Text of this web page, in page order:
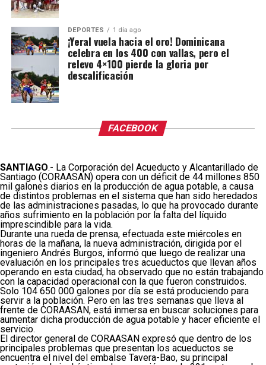
DEPORTES 1 día ago
¡Yeral vuela hacia el oro! Dominicana
celebra en los 400 con vallas, pero el
relevo 4×100 pierde la gloria por
descalificación
FACEBOOK
SANTIAGO.- La Corporación del Acueducto y Alcantarillado de
Santiago (CORAASAN) opera con un déficit de 44 millones 850
mil galones diarios en la producción de agua potable, a causa
de distintos problemas en el sistema que han sido heredados
de las administraciones pasadas, lo que ha provocado durante
años sufrimiento en la población por la falta del líquido
imprescindible para la vida.
Durante una rueda de prensa, efectuada este miércoles en
horas de la mañana, la nueva administración, dirigida por el
ingeniero Andrés Burgos, informó que luego de realizar una
evaluación en los principales tres acueductos que llevan años
operando en esta ciudad, ha observado que no están trabajando
con la capacidad operacional con la que fueron construidos.
Solo 104 650 000 galones por día se está produciendo para
servir a la población. Pero en las tres semanas que lleva al
frente de CORAASAN, está inmersa en buscar soluciones para
aumentar dicha producción de agua potable y hacer eficiente el
servicio.
El director general de CORAASAN expresó que dentro de los
principales problemas que presentan los acueductos se
encuentra el nivel del embalse Tavera-Bao, su principal